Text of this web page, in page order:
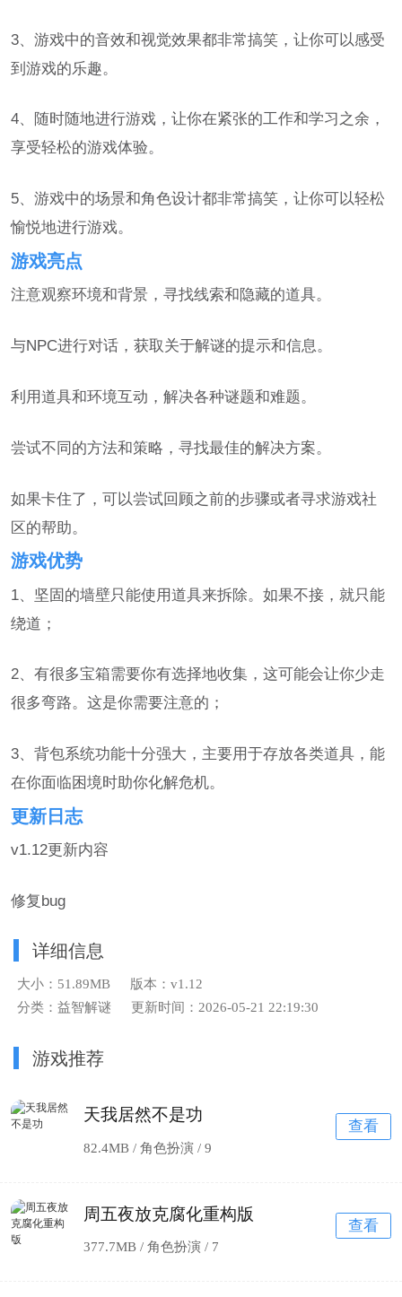
3、游戏中的音效和视觉效果都非常搞笑，让你可以感受
到游戏的乐趣。
4、随时随地进行游戏，让你在紧张的工作和学习之余，
享受轻松的游戏体验。
5、游戏中的场景和角色设计都非常搞笑，让你可以轻松
愉悦地进行游戏。
游戏亮点
注意观察环境和背景，寻找线索和隐藏的道具。
与NPC进行对话，获取关于解谜的提示和信息。
利用道具和环境互动，解决各种谜题和难题。
尝试不同的方法和策略，寻找最佳的解决方案。
如果卡住了，可以尝试回顾之前的步骤或者寻求游戏社
区的帮助。
游戏优势
1、坚固的墙壁只能使用道具来拆除。如果不接，就只能
绕道；
2、有很多宝箱需要你有选择地收集，这可能会让你少走
很多弯路。这是你需要注意的；
3、背包系统功能十分强大，主要用于存放各类道具，能
在你面临困境时助你化解危机。
更新日志
v1.12更新内容
修复bug
详细信息
大小：51.89MB
版本：v1.12
分类：益智解谜
更新时间：2026-05-21 22:19:30
游戏推荐
天我居然不是功
82.4MB / 角色扮演 /9
查看
周五夜放克腐化重构版
377.7MB / 角色扮演 / 7
查看